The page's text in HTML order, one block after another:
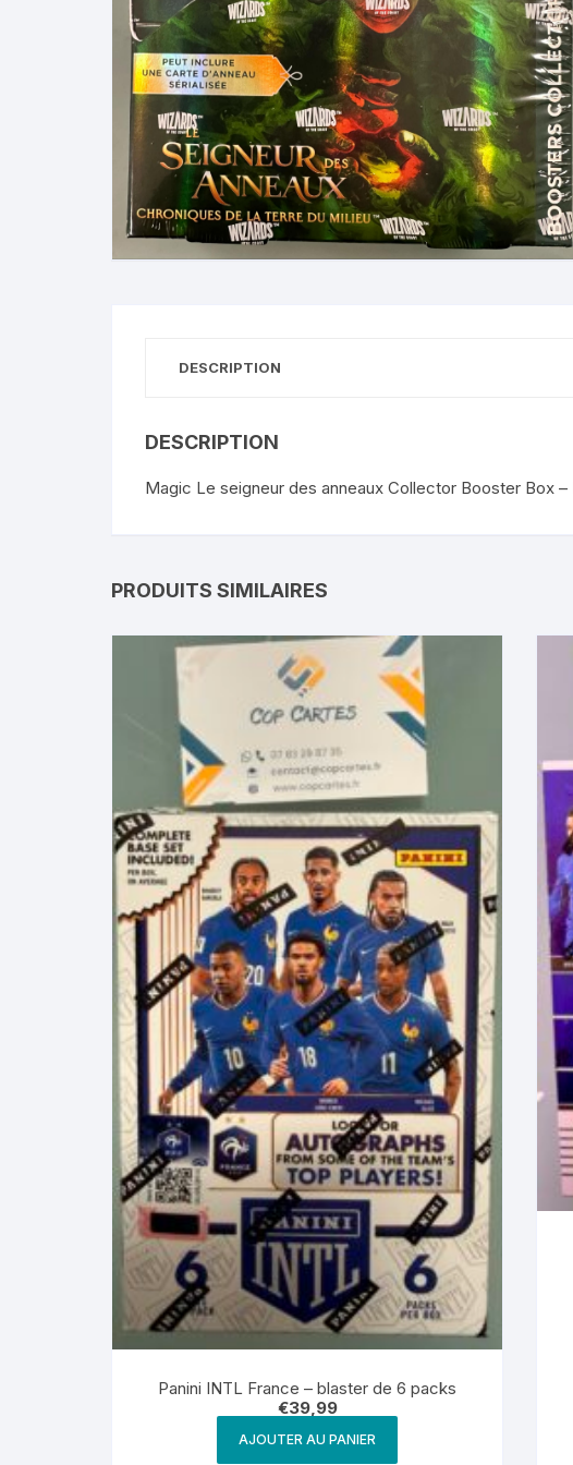
DESCRIPTION
DESCRIPTION
Magic Le seigneur des anneaux Collector Booster Box –
PRODUITS SIMILAIRES
Panini INTL France – blaster de 6 packs
€39,99
AJOUTER AU PANIER